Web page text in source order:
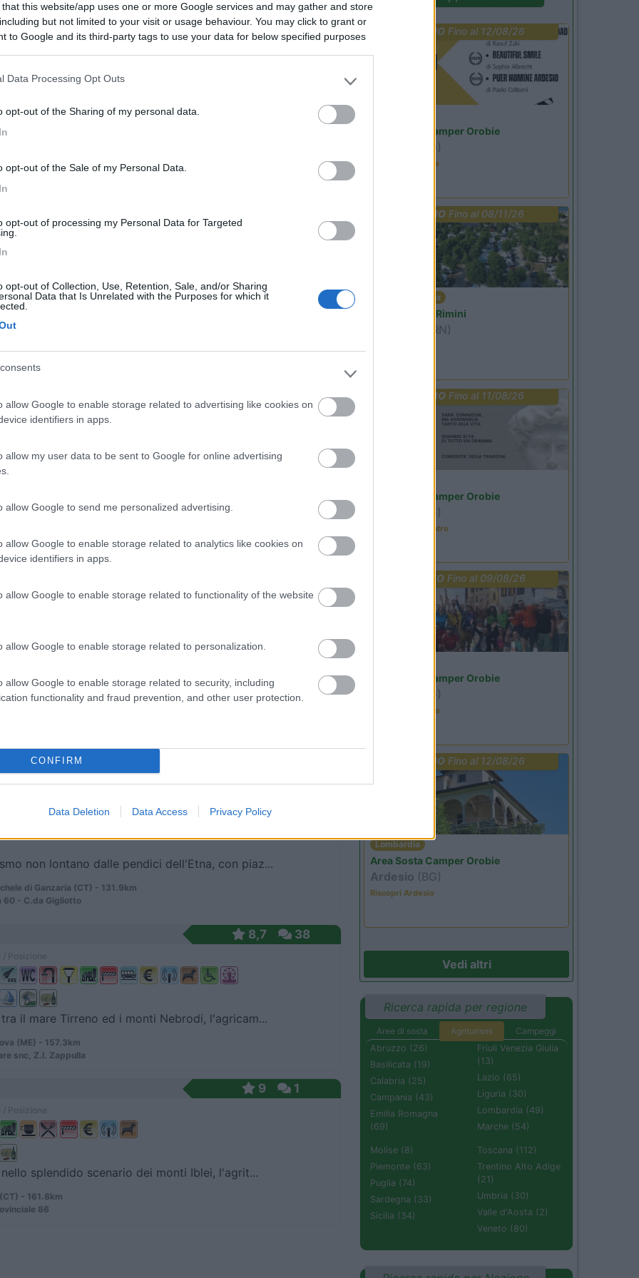
that this website/app uses one or more Google services and may gather and store
but not limited to your visit or usage behaviour. You may click to grant or
to Google and its third-party tags to use your data for below specified purposes
Data Processing Opt Outs
opt-out of the Sharing of my personal data.
opt-out of the Sale of my Personal Data.
opt-out of processing my Personal Data for Targeted
opt-out of Collection, Use, Retention, Sale, and/or Sharing
Data that Is Unrelated with the Purposes for which it
allow Google to enable storage related to advertising like cookies on
identifiers in apps.
allow my user data to be sent to Google for online advertising
allow Google to send me personalized advertising.
allow Google to enable storage related to analytics like cookies on
identifiers in apps.
allow Google to enable storage related to functionality of the website
allow Google to enable storage related to personalization.
allow Google to enable storage related to security, including
functionality and fraud prevention, and other user protection.
CONFIRM
Data Deletion Data Access Privacy Policy
/ Posizione
azienda agricola dedita alla produzione di ortaggi...
56/A
Posizione
la sosta camper nel parcheggio sterrato antist...
(AG) - 67.8km
Posizione
- 114.5km
Gerace - casella postale 193
8,5
Posizione
dispone di chalet e area camper con accesso ...
- 114.5km
Paparanza
non lontano dalle pendici dell'Etna, con piaz...
di Ganzaria (CT) - 131.9km
60 - C.da Gigliotto
8,7 38
il mare Tirreno ed i monti Nebrodi, l'agricam...
(ME) - 157.3km
snc, Z.I. Zappulla
9 1
splendido scenario dei monti Iblei, l'agrit...
- 161.8km
86
PROMO Fino al 12/08/26
Area Sosta Camper Orobie
(BG)
Estate in cineteca
PROMO Fino al 08/11/26
Emilia Romagna
Camper Park Rimini
(RN)
PROMO Fino al 11/08/26
Area Sosta Camper Orobie
(BG)
Incontri con il teatro
PROMO Fino al 09/08/26
Area Sosta Camper Orobie
(BG)
Ardesio in scatola
PROMO Fino al 12/08/26
Lombardia
Area Sosta Camper Orobie
Ardesio (BG)
Riscopri Ardesio
Vedi altri
Ricerca rapida per regione
Aree di sosta Agriturismi
Campeggi
Abruzzo (26)
Basilicata (19)
Calabria (25)
Campania (43)
Emilia Romagna
(69)
Friuli Venezia Giulia
(13)
Lazio (65)
Liguria (30)
Lombardia (49)
Marche (54)
Molise (8)
Piemonte (63)
Puglia (74)
Sardegna (33)
Sicilia (34)
Toscana (112)
Trentino Alto Adige
(21)
Umbria (30)
Valle d'Aosta (2)
Veneto (80)